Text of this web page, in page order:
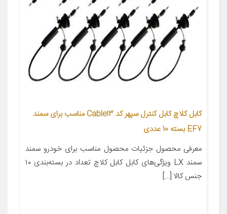
کابل کلاچ کابل کنترل سپهر کد Cable13 مناسب برای سمند
EF7 بسته 10 عددی
معرفی محصول جزئیات محصول مناسب برای خودرو سمند
سمند LX ویژگی‌های کابل کابل کلاچ تعداد در بسته‌بندی ۱۰
جنس کالا […]